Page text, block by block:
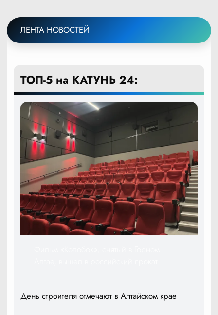
ЛЕНТА НОВОСТЕЙ
ТОП-5 на КАТУНЬ 24:
День строителя отмечают в Алтайском крае